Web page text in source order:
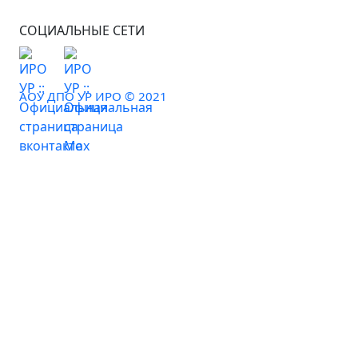
СОЦИАЛЬНЫЕ СЕТИ
АОУ ДПО УР ИРО © 2021